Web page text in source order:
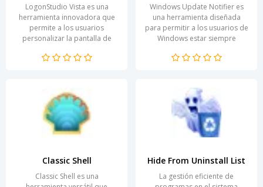
LogonStudio Vista es una
herramienta innovadora que
permite a los usuarios
personalizar la pantalla de
operativo Windows Vista....
Windows Update Notifier es
una herramienta diseñada
para permitir a los usuarios de
Windows estar siempre
actualizaciones disponibles
Classic Shell
Classic Shell es una
Hide From Uninstall List
La gestión eficiente de